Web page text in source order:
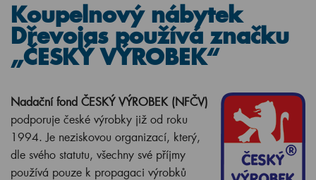
Koupelnový nábytek
Dřevojas používá značku
„ČESKÝ VÝROBEK“
Nadační fond ČESKÝ VÝROBEK (NFČV)
podporuje české výrobky již od roku
1994. Je neziskovou organizací, který,
dle svého statutu, všechny své příjmy
používá pouze k propagaci výrobků